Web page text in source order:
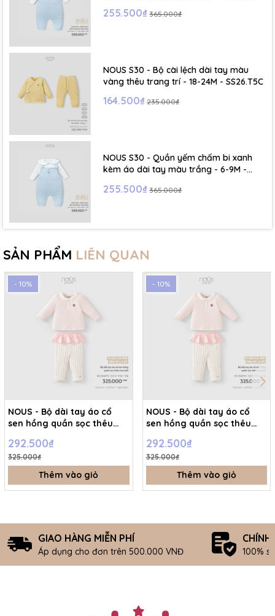
255.500₫ 365.000₫
NOUS S30 - Bộ cài lệch dài tay màu
vàng thêu trang trí - 18-24M - SS26.T5C
164.500₫ 235.000₫
NOUS S30 - Quần yếm chấm bi xanh
kèm áo dài tay màu trắng - 6-9M -
255.500₫ 365.000₫
SẢN PHẨM LIÊN QUAN
- 10%
NOUS - Bộ dài tay áo cổ
sen hồng quần sọc thêu
292.500₫
325.000₫
Thêm vào giỏ
- 10%
NOUS - Bộ dài tay áo cổ
sen hồng quần sọc thêu
292.500₫
325.000₫
Thêm vào giỏ
GIAO HÀNG MIỄN PHÍ
Áp dụng cho đơn trên 500.000 VNĐ
CHÍNH
100%